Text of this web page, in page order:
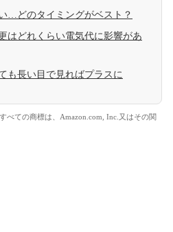
…どのタイミングがベスト？
はどれくらい電気代に影響があ
も長い目で見ればプラスに
べての商標は、Amazon.com, Inc.又はその関